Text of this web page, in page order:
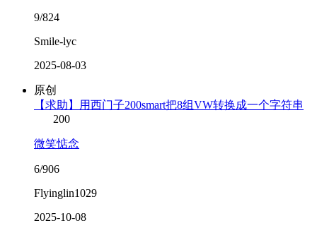
9/824
Smile-lyc
2025-08-03
原创
【求助】用西门子200smart把8组VW转换成一个字符串
200
微笑惦念
6/906
Flyinglin1029
2025-10-08